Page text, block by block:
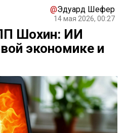
@Эдуард Шефер
14 мая 2026, 00:27
Шохин: ИИ
экономике и